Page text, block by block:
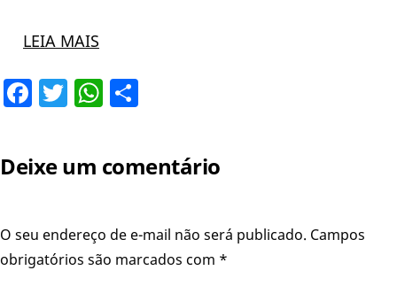
LEIA MAIS
Facebook
TwitterWhatsApp
Deixe um comentário
O seu endereço de e-mail não será publicado. Campos
obrigatórios são marcados com *